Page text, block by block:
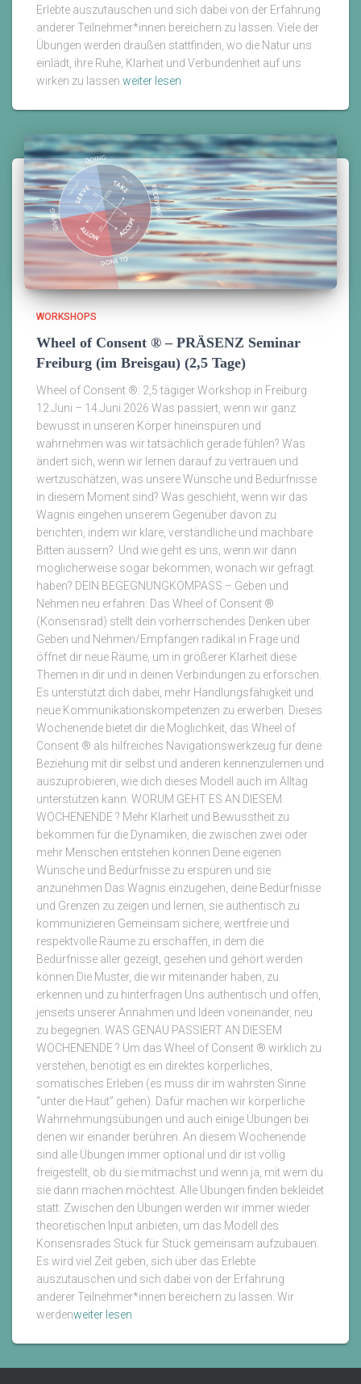
Erlebte auszutauschen und sich dabei von der Erfahrung
anderer Teilnehmer*innen bereichern zu lassen. Viele der
Übungen werden draußen stattfinden, wo die Natur uns
einlädt, ihre Ruhe, Klarheit und Verbundenheit auf uns
wirken zu lassen. weiter lesen
Verbindung
–
GFK,
Natur
und
somatische
Selbsterfahrung"
WORKSHOPS
Wheel of Consent ® – PRÄSENZ Seminar
Freiburg (im Breisgau) (2,5 Tage)
Wheel of Consent ®: 2,5 tägiger Workshop in Freiburg
12.Juni – 14.Juni 2026 Was passiert, wenn wir ganz
bewusst in unseren Körper hineinspüren und
wahrnehmen was wir tatsächlich gerade fühlen? Was
ändert sich, wenn wir lernen darauf zu vertrauen und
wertzuschätzen, was unsere Wünsche und Bedürfnisse
in diesem Moment sind? Was geschieht, wenn wir das
Wagnis eingehen unserem Gegenüber davon zu
berichten, indem wir klare, verständliche und machbare
Bitten äussern? Und wie geht es uns, wenn wir dann
möglicherweise sogar bekommen, wonach wir gefragt
haben? DEIN BEGEGNUNGKOMPASS – Geben und
Nehmen neu erfahren: Das Wheel of Consent ®
(Konsensrad) stellt dein vorherrschendes Denken über
Geben und Nehmen/Empfangen radikal in Frage und
öffnet dir neue Räume, um in größerer Klarheit diese
Themen in dir und in deinen Verbindungen zu erforschen.
Es unterstützt dich dabei, mehr Handlungsfähigkeit und
neue Kommunikationskompetenzen zu erwerben. Dieses
Wochenende bietet dir die Möglichkeit, das Wheel of
Consent ® als hilfreiches Navigationswerkzeug für deine
Beziehung mit dir selbst und anderen kennenzulernen und
auszuprobieren, wie dich dieses Modell auch im Alltag
unterstützen kann. WORUM GEHT ES AN DIESEM
WOCHENENDE ? Mehr Klarheit und Bewusstheit zu
bekommen für die Dynamiken, die zwischen zwei oder
mehr Menschen entstehen können Deine eigenen
Wünsche und Bedürfnisse zu erspüren und sie
anzunehmen Das Wagnis einzugehen, deine Bedürfnisse
und Grenzen zu zeigen und lernen, sie authentisch zu
kommunizieren Gemeinsam sichere, wertfreie und
respektvolle Räume zu erschaffen, in dem die
Bedürfnisse aller gezeigt, gesehen und gehört werden
können Die Muster, die wir miteinander haben, zu
erkennen und zu hinterfragen Uns authentisch und offen,
jenseits unserer Annahmen und Ideen voneinander, neu
zu begegnen. WAS GENAU PASSIERT AN DIESEM
WOCHENENDE ? Um das Wheel of Consent ® wirklich zu
verstehen, benötigt es ein direktes körperliches,
somatisches Erleben (es muss dir im wahrsten Sinne
“unter die Haut” gehen). Dafür machen wir körperliche
Wahrnehmungsübungen und auch einige Übungen bei
denen wir einander berühren. An diesem Wochenende
sind alle Übungen immer optional und dir ist völlig
freigestellt, ob du sie mitmachst und wenn ja, mit wem du
sie dann machen möchtest. Alle Übungen finden bekleidet
statt. Zwischen den Übungen werden wir immer wieder
theoretischen Input anbieten, um das Modell des
Konsensrades Stück für Stück gemeinsam aufzubauen.
Es wird viel Zeit geben, sich über das Erlebte
auszutauschen und sich dabei von der Erfahrung
anderer Teilnehmer*innen bereichern zu lassen. Wir
werdenweiter lesen
Consent
®